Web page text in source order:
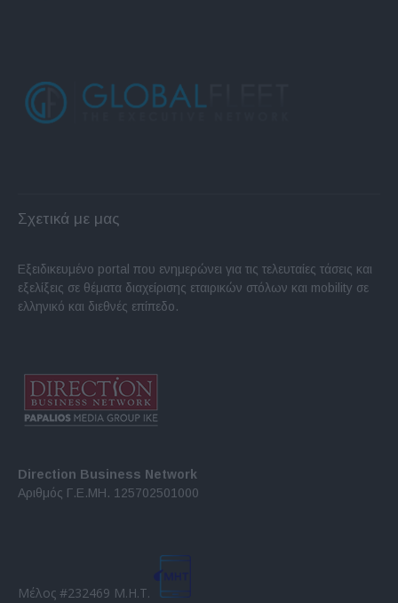
Σχετικά με μας
Εξειδικευμένο portal που ενημερώνει για τις τελευταίες τάσεις και
εξελίξεις σε θέματα διαχείρισης εταιρικών στόλων και mobility σε
ελληνικό και διεθνές επίπεδο.
Direction Business Network
Αριθμός Γ.Ε.ΜΗ. 125702501000
Μέλος #232469 Μ.Η.Τ.